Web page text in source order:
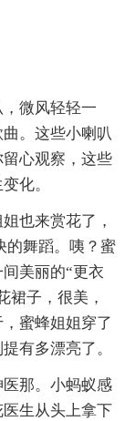
微风轻轻一
。这些小喇叭
心观察，这些
化。
也来赏花了，
的舞蹈。咦？蜜
美丽的“更衣
裙子，很美，
蜜蜂姐姐穿了
有多漂亮了。
那。小蚂蚁感
生从头上拿下